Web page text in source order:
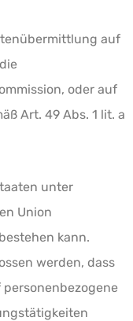
auf
oder auf
Art. 49 Abs. 1 lit. a
unter
Union
kann.
werden, dass